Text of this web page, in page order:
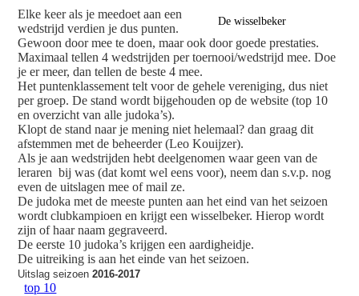
De wisselbeker
Elke keer als je meedoet aan een
wedstrijd verdien je dus punten.
Gewoon door mee te doen, maar ook door goede prestaties.
Maximaal tellen 4 wedstrijden per toernooi/wedstrijd mee. Doe
je er meer, dan tellen de beste 4 mee.
Het puntenklassement telt voor de gehele vereniging, dus niet
per groep. De stand wordt bijgehouden op de website (top 10
en overzicht van alle judoka’s).
Klopt de stand naar je mening niet helemaal? dan graag dit
afstemmen met de beheerder (Leo Kouijzer).
Als je aan wedstrijden hebt deelgenomen waar geen van de
leraren bij was (dat komt wel eens voor), neem dan s.v.p. nog
even de uitslagen mee of mail ze.
De judoka met de meeste punten aan het eind van het seizoen
wordt clubkampioen en krijgt een wisselbeker. Hierop wordt
zijn of haar naam gegraveerd.
De eerste 10 judoka’s krijgen een aardigheidje.
De uitreiking is aan het einde van het seizoen.
Uitslag seizoen2016-2017
top 10